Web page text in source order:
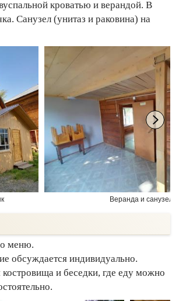
кроватью и верандой. В
Санузел (унитаз и раковина) на
Веранда и санузел
меню.
обсуждается индивидуально.
и беседки, где еду можно